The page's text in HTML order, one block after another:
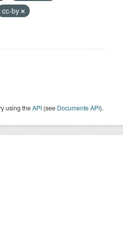
cc-by
using theAPI (see Documente API).